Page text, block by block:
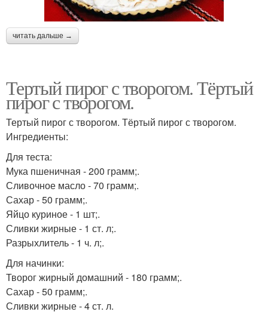
читать дальше →
Тертый пирог с творогом. Тёртый
пирог с творогом.
Тертый пирог с творогом. Тёртый пирог с творогом.
Ингредиенты:
Для теста:
Мука пшеничная - 200 грамм;.
Сливочное масло - 70 грамм;.
Сахар - 50 грамм;.
Яйцо куриное - 1 шт;.
Сливки жирные - 1 ст. л;.
Разрыхлитель - 1 ч. л;.
Для начинки:
Творог жирный домашний - 180 грамм;.
Сахар - 50 грамм;.
Сливки жирные - 4 ст. л.